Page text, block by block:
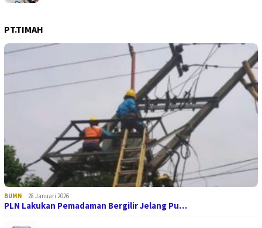
PT.TIMAH
BUMN 28 Januari 2026
PLN Lakukan Pemadaman Bergilir Jelang Pu…